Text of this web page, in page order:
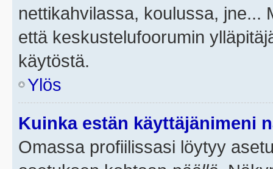
nettikahvilassa, koulussa, jne...
että keskustelufoorumin
käytöstä.
Ylös
Kuinka estän käyttäjänimeni
Omassa profiilissasi löytyy